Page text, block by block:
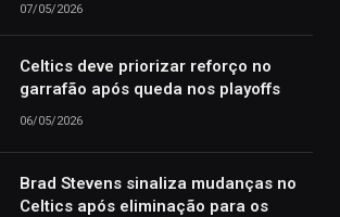
07/05/2026
Celtics deve priorizar reforço no
garrafão após queda nos playoffs
06/05/2026
Brad Stevens sinaliza mudanças no
Celtics após eliminação para os